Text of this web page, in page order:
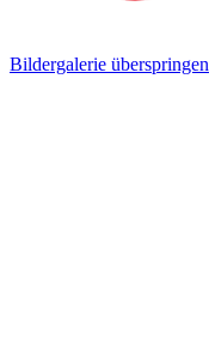
Bildergalerie überspringen